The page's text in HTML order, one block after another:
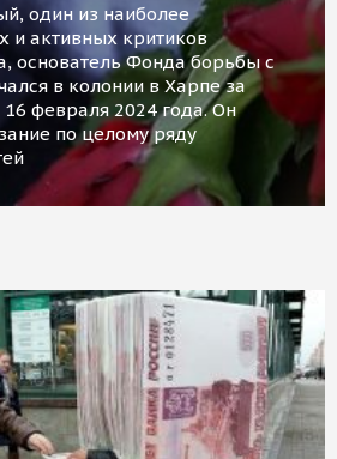
один из наиболее
и активных критиков
основатель Фонда борьбы с
в колонии в Харпе за
февраля 2024 года. Он
по целому ряду